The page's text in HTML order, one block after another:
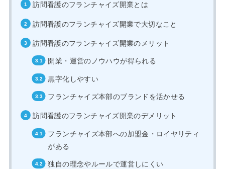
訪問看護のフランチャイズ開業とは
訪問看護のフランチャイズ開業で大切なこと
訪問看護のフランチャイズ開業のメリット
開業・運営のノウハウが得られる
黒字化しやすい
フランチャイズ本部のブランドを活かせる
訪問看護のフランチャイズ開業のデメリット
フランチャイズ本部への加盟金・ロイヤリティ
がある
独自の理念やルールで運営しにくい